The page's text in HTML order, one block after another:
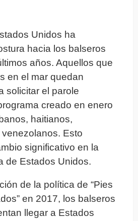
Unidos ha
hacia los balseros
años. Aquellos que
en el mar quedan
solicitar el parole
creado en enero
haitianos,
Esto
significativo en la
de Estados Unidos.
de la política de “Pies
en 2017, los balseros
llegar a Estados